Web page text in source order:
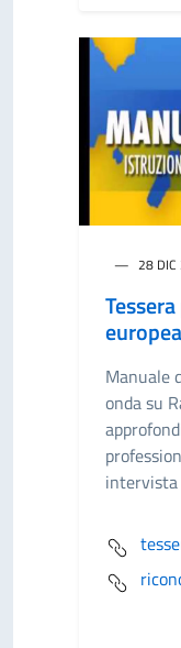
28
europea
Manuale
onda su
intervista